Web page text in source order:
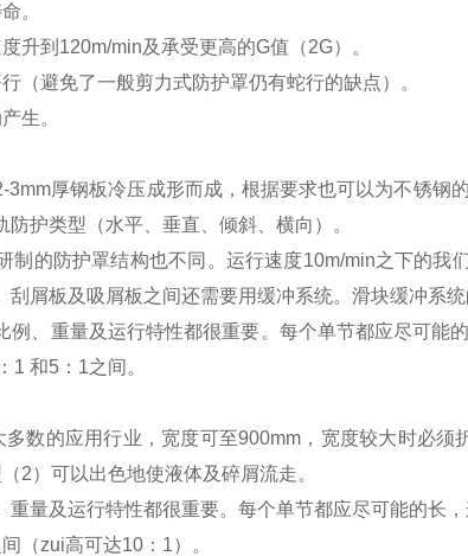
。
升到120m/min及承受更高的G值（2G）。
（避免了一般剪力式防护罩仍有蛇行的缺点）。
生。
厚钢板冷压成形而成，根据要求也可以为不锈钢
护类型（水平、垂直、倾斜、横向）。
制的防护罩结构也不同。运行速度10m/min之下的我
屑板及吸屑板之间还需要用缓冲系统。滑块缓冲系
例、重量及运行特性都很重要。每个单节都应尽可能
1 和5：1之间。
数的应用行业，宽度可至900mm，宽度较大时必须
2）可以出色地使液体及碎屑流走。
重量及运行特性都很重要。每个单节都应尽可能的长
（zui高可达10：1）。